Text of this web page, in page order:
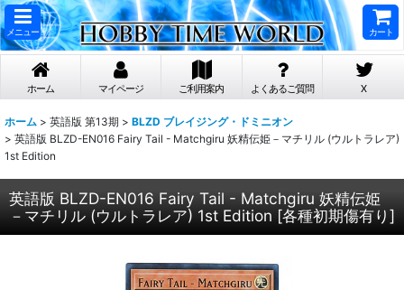
メニュー カート
ホーム マイページ ご利用案内 よくあるご質問 X
ホーム > 英語版 第13期 > BLZD ブレイジング・ドミニオン
> 英語版 BLZD-EN016 Fairy Tail - Matchgiru 妖精伝姫－マチリル (ウルトラレア)
1st Edition
英語版 BLZD-EN016 Fairy Tail - Matchgiru 妖精伝姫
－マチリル (ウルトラレア) 1st Edition [各種初期傷有り]